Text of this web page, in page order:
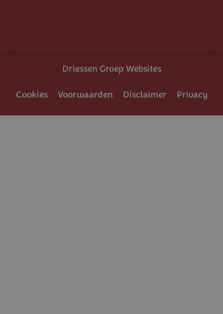
Driessen Groep Websites
Voet
Cookies Voorwaarden Disclaimer Privacy